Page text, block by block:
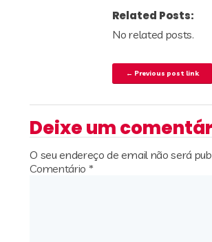
Related Posts:
No related posts.
Navegação
← Previous post link
Deixe um
O seu endereço de email não será
Comentário *